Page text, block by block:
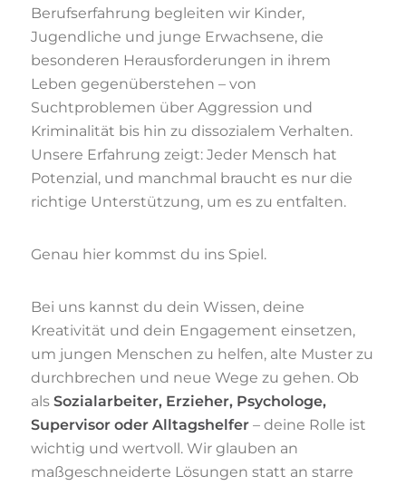
Berufserfahrung begleiten wir Kinder,
Jugendliche und junge Erwachsene, die
besonderen Herausforderungen in ihrem
Leben gegenüberstehen – von
Suchtproblemen über Aggression und
Kriminalität bis hin zu dissozialem Verhalten.
Unsere Erfahrung zeigt: Jeder Mensch hat
Potenzial, und manchmal braucht es nur die
richtige Unterstützung, um es zu entfalten.
Genau hier kommst du ins Spiel.
Bei uns kannst du dein Wissen, deine
Kreativität und dein Engagement einsetzen,
um jungen Menschen zu helfen, alte Muster zu
durchbrechen und neue Wege zu gehen. Ob
als Sozialarbeiter, Erzieher, Psychologe,
Supervisor oder Alltagshelfer– deine Rolle ist
wichtig und wertvoll. Wir glauben an
maßgeschneiderte Lösungen statt an starre